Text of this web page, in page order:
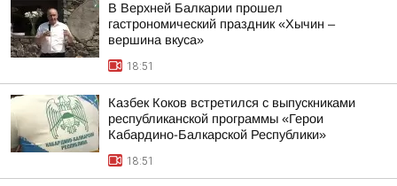
В Верхней Балкарии прошел
гастрономический праздник «Хычин –
вершина вкуса»
18:51
Казбек Коков встретился с выпускниками
республиканской программы «Герои
Кабардино-Балкарской Республики»
18:51